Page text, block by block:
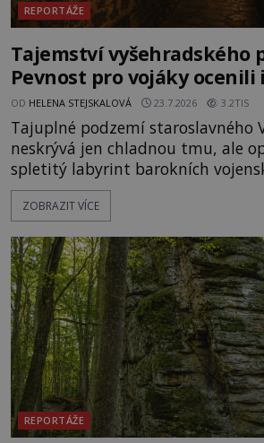
REPORTÁŽE
Tajemství vyšehradského
Pevnost pro vojáky ocenili
OD HELENA STEJSKALOVÁ 23.7.2026 3.2TIS
Tajuplné podzemí staroslavného
neskrývá jen chladnou tmu, ale
spletitý labyrint barokních
zapomenuté chrámy a vzácné
Hluboko uvnitř mohutné skály
vyhýbá shonu moderní metropole. Místo,
kterému se vážou nejstarší české
temných útrobách střeží
ZOBRAZIT VÍCE
REPORTÁŽE